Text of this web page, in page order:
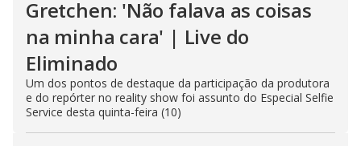
Gretchen: 'Não falava as coisas
na minha cara' | Live do
Eliminado
Um dos pontos de destaque da participação da produtora
e do repórter no reality show foi assunto do Especial Selfie
Service desta quinta-feira (10)